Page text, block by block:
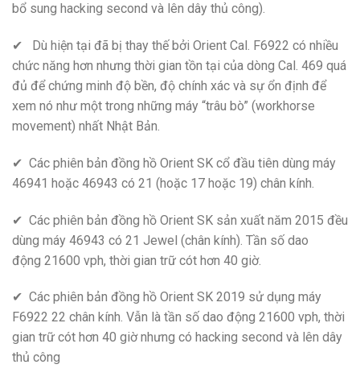
bổ sung hacking second và lên dây thủ công).
✔ Dù hiện tại đã bị thay thế bởi Orient Cal. F6922 có nhiều
chức năng hơn nhưng thời gian tồn tại của dòng Cal. 469 quá
đủ để chứng minh độ bền, độ chính xác và sự ổn định để
xem nó như một trong những máy “trâu bò” (workhorse
movement) nhất Nhật Bản.
✔ Các phiên bản đồng hồ Orient SK cổ đầu tiên dùng máy
46941 hoặc 46943 có 21 (hoặc 17 hoặc 19) chân kính.
✔ Các phiên bản đồng hồ Orient SK sản xuất năm 2015 đều
dùng máy 46943 có 21 Jewel (chân kính). Tần số dao
động 21600 vph, thời gian trữ cót hơn 40 giờ.
✔ Các phiên bản đồng hồ Orient SK 2019 sử dụng máy
F6922 22 chân kính. Vẫn là tần số dao động 21600 vph, thời
gian trữ cót hơn 40 giờ nhưng có hacking second và lên dây
thủ công